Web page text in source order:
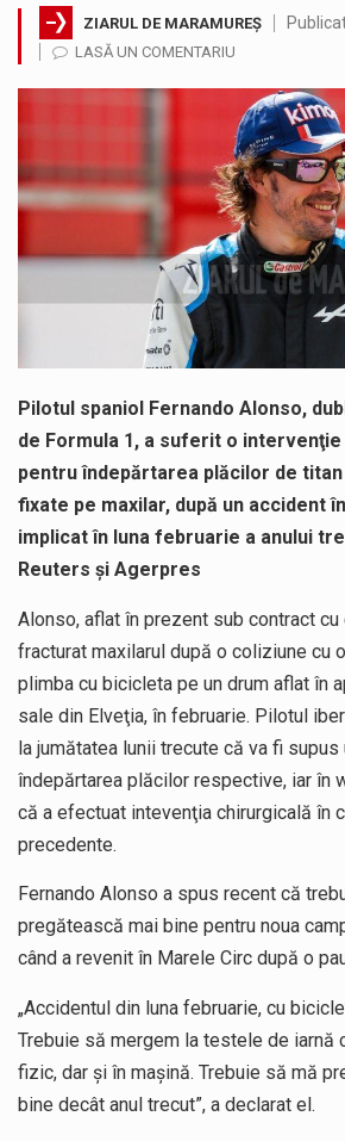
ZIARUL DE MARAMUREȘ
LASĂ UN COMENTARIU
Pilotul spaniol Fernando Alonso,
de Formula 1, a suferit o
pentru îndepărtarea plăcilor de
fixate pe maxilar, după un accident
implicat în luna februarie a anului
Reuters și Agerpres
Alonso, aflat în prezent sub contract
fracturat maxilarul după o coliziune cu
plimba cu bicicleta pe un drum aflat în
sale din Elveţia, în februarie. Pilotul
la jumătatea lunii trecute că va fi
îndepărtarea plăcilor respective, iar în
că a efectuat intevenţia chirurgicală în
precedente.
Fernando Alonso a spus recent că
pregătească mai bine pentru noua
când a revenit în Marele Circ după o
„Accidentul din luna februarie, cu
Trebuie să mergem la testele de iarnă
fizic, dar şi în maşină. Trebuie să mă
bine decât anul trecut”, a declarat el.